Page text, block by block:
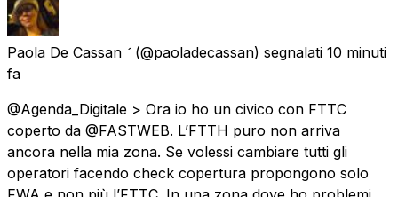
Paola De Cassan  (@paoladecassan) segnalati 10 minuti
fa
@Agenda_Digitale > Ora io ho un civico con FTTC
coperto da @FASTWEB. L’FTTH puro non arriva
ancora nella mia zona. Se volessi cambiare tutti gli
operatori facendo check copertura propongono solo